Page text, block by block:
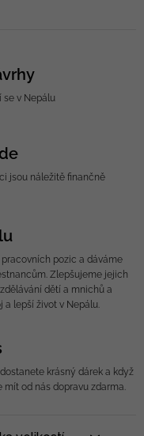
se v Nepálu
jsou náležitě finančně
pozic a dáváme
Zlepšujeme jejich
dětí a mnichů a
a lepší život v Nepálu.
krásný dárek a když
mít od nás dopravu zdarma.